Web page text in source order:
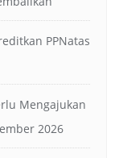
PPNatas
Mengajukan
2026